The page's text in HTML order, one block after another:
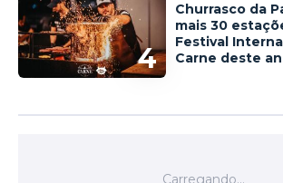
4
Churrasco da
mais 30
Festival
Carne deste